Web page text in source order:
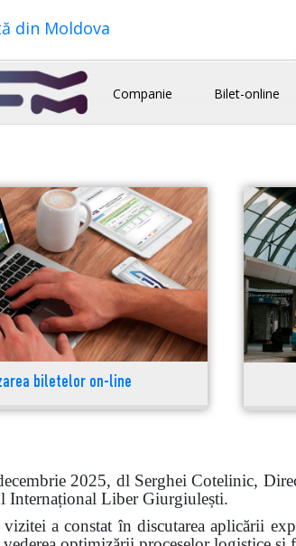
din Moldova
Companie Bilet-online
biletelor on-line
2025, dl Serghei Cotelinic,
Internațional Liber Giurgiulești.
a constat în discutarea aplicării